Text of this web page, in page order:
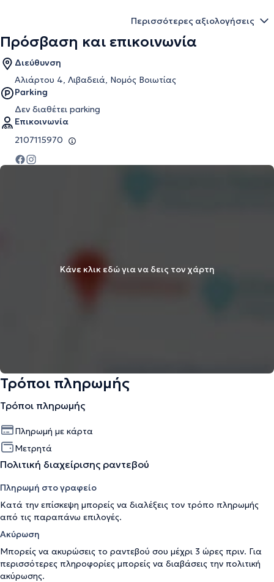
Περισσότερες αξιολογήσεις
Πρόσβαση και επικοινωνία
Διεύθυνση
Αλιάρτου 4, Λιβαδειά, Νομός Βοιωτίας
Parking
Δεν διαθέτει parking
Επικοινωνία
2107115970
Κάνε κλικ εδώ για να δεις τον χάρτη
Τρόποι πληρωμής
Τρόποι πληρωμής
Πληρωμή με κάρτα
Μετρητά
Πολιτική διαχείρισης ραντεβού
Πληρωμή στο γραφείο
Κατά την επίσκεψη μπορείς να διαλέξεις τον τρόπο πληρωμής
από τις παραπάνω επιλογές.
Ακύρωση
Μπορείς να ακυρώσεις το ραντεβού σου μέχρι 3 ώρες πριν. Για
περισσότερες πληροφορίες μπορείς να διαβάσεις την πολιτική
ακύρωσης.